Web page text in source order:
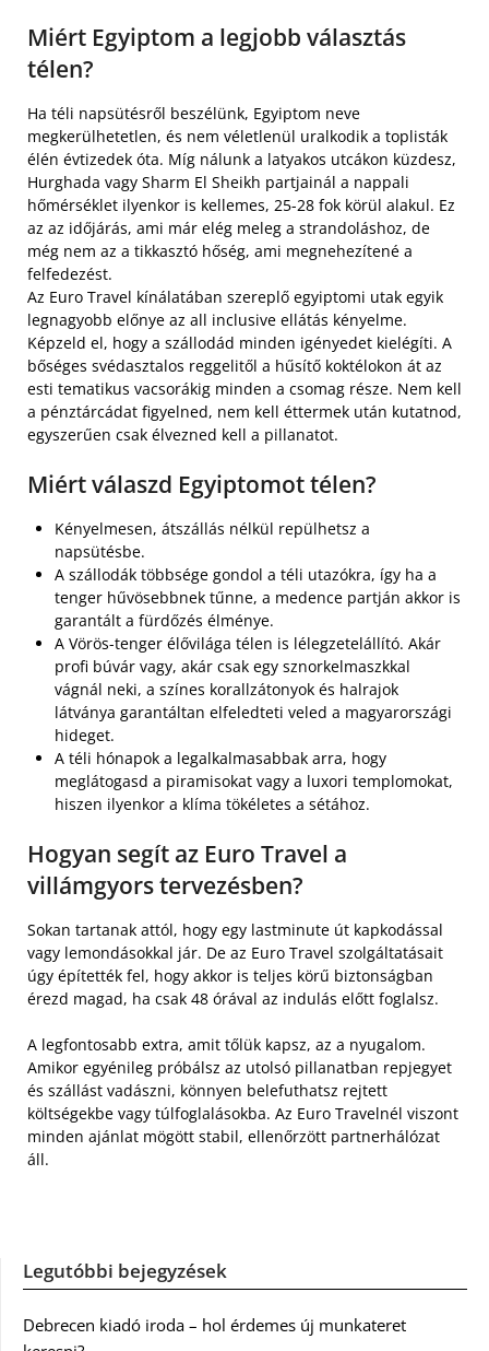
Miért Egyiptom a legjobb választás
télen?
Ha téli napsütésről beszélünk, Egyiptom neve
megkerülhetetlen, és nem véletlenül uralkodik a toplisták
élén évtizedek óta. Míg nálunk a latyakos utcákon küzdesz,
Hurghada vagy Sharm El Sheikh partjainál a nappali
hőmérséklet ilyenkor is kellemes, 25-28 fok körül alakul. Ez
az az időjárás, ami már elég meleg a strandoláshoz, de
még nem az a tikkasztó hőség, ami megnehezítené a
felfedezést.
Az Euro Travel kínálatában szereplő egyiptomi utak egyik
legnagyobb előnye az all inclusive ellátás kényelme.
Képzeld el, hogy a szállodád minden igényedet kielégíti. A
bőséges svédasztalos reggelitől a hűsítő koktélokon át az
esti tematikus vacsorákig minden a csomag része. Nem kell
a pénztárcádat figyelned, nem kell éttermek után kutatnod,
egyszerűen csak élvezned kell a pillanatot.
Miért válaszd Egyiptomot télen?
Kényelmesen, átszállás nélkül repülhetsz a
napsütésbe.
A szállodák többsége gondol a téli utazókra, így ha a
tenger hűvösebbnek tűnne, a medence partján akkor is
garantált a fürdőzés élménye.
A Vörös-tenger élővilága télen is lélegzetelállító. Akár
profi búvár vagy, akár csak egy sznorkelmaszkkal
vágnál neki, a színes korallzátonyok és halrajok
látványa garantáltan elfeledteti veled a magyarországi
hideget.
A téli hónapok a legalkalmasabbak arra, hogy
meglátogasd a piramisokat vagy a luxori templomokat,
hiszen ilyenkor a klíma tökéletes a sétához.
Hogyan segít az Euro Travel a
villámgyors tervezésben?
Sokan tartanak attól, hogy egy lastminute út kapkodással
vagy lemondásokkal jár. De az Euro Travel szolgáltatásait
úgy építették fel, hogy akkor is teljes körű biztonságban
érezd magad, ha csak 48 órával az indulás előtt foglalsz.
A legfontosabb extra, amit tőlük kapsz, az a nyugalom.
Amikor egyénileg próbálsz az utolsó pillanatban repjegyet
és szállást vadászni, könnyen belefuthatsz rejtett
költségekbe vagy túlfoglalásokba. Az Euro Travelnél viszont
minden ajánlat mögött stabil, ellenőrzött partnerhálózat
áll.
Legutóbbi bejegyzések
Debrecen kiadó iroda – hol érdemes új munkateret